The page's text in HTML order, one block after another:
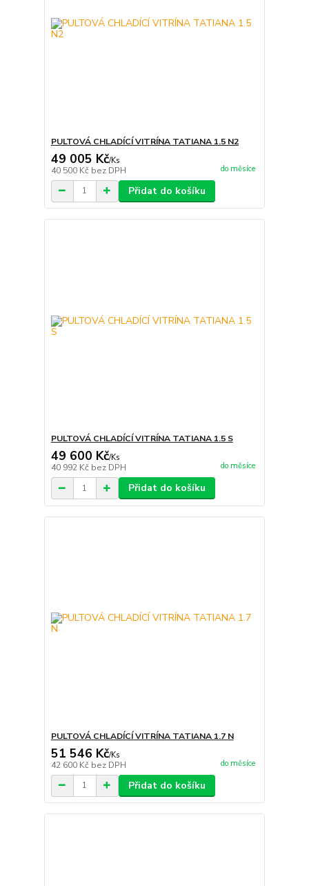
PULTOVÁ CHLADÍCÍ VITRÍNA TATIANA 1.5 N2
49 005 Kč/Ks
40 500 Kč bez DPH do měsíce
Přidat do košíku
PULTOVÁ CHLADÍCÍ VITRÍNA TATIANA 1.5 S
49 600 Kč/Ks
40 992 Kč bez DPH do měsíce
Přidat do košíku
PULTOVÁ CHLADÍCÍ VITRÍNA TATIANA 1.7 N
51 546 Kč/Ks
42 600 Kč bez DPH do měsíce
Přidat do košíku